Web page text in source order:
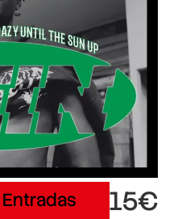
Entradas 15€